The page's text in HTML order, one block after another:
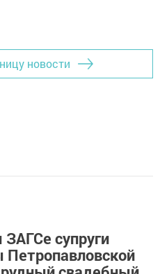
новости
супруги